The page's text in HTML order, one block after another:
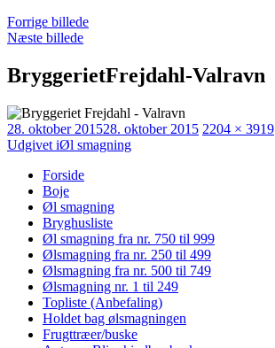
Forrige billede
Næste billede
BryggerietFrejdahl-Valravn
Udgivet
28. oktober 201528. oktober 2015 Faktisk
2204 × 3919
Indlægsnavigation
Udgivet iØl smagning
Forside
Boje
Øl smagning
Bryghusliste
Øl smagning fra nr. 750 til 999
Ølsmagning fra nr. 250 til 499
Ølsmagning fra nr. 500 til 749
Ølsmagning nr. 1 til 249
Topliste (Anbefaling)
Holdet bag ølsmagningen
Frugttræer/buske